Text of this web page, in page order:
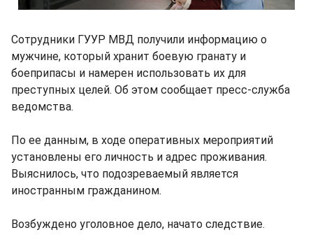
Сотрудники ГУУР МВД получили информацию о
мужчине, который хранит боевую гранату и
боеприпасы и намерен использовать их для
преступных целей. Об этом сообщает пресс-служба
ведомства.
По ее данным, в ходе оперативных мероприятий
установлены его личность и адрес проживания.
Выяснилось, что подозреваемый является
иностранным гражданином.
Возбуждено уголовное дело, начато следствие.